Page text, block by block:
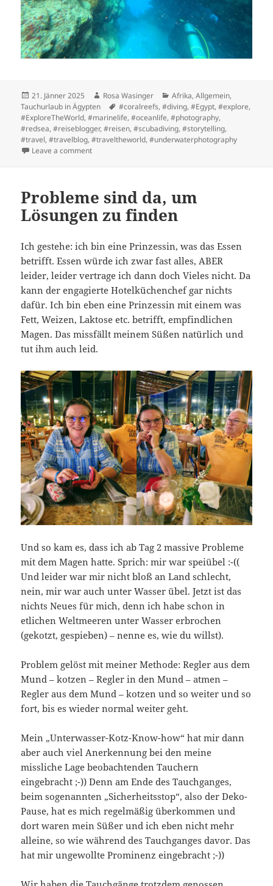
Posted
on
21. Jänner 2025 Author
Rosa Wasinger Categories
Afrika,Allgemein,
Tauchurlaub in Ägypten
Tags
#coralreefs,#diving,#Egypt,#explore,
#ExploreTheWorld,#marinelife,#oceanlife,#photography,
#redsea,#reiseblogger,#reisen,#scubadiving,#storytelling,
#travel,#travelblog,#traveltheworld,#underwaterphotography
Leave a commenton Immer wieder etwas Neues lernen !
Probleme sind da, um
Lösungen zu finden
Ich gestehe: ich bin eine Prinzessin, was das Essen
betrifft. Essen würde ich zwar fast alles, ABER
leider, leider vertrage ich dann doch Vieles nicht. Da
kann der engagierte Hotelküchenchef gar nichts
dafür. Ich bin eben eine Prinzessin mit einem was
Fett, Weizen, Laktose etc. betrifft, empfindlichen
Magen. Das missfällt meinem Süßen natürlich und
tut ihm auch leid.
Und so kam es, dass ich ab Tag 2 massive Probleme
mit dem Magen hatte. Sprich: mir war speiübel :-((
Und leider war mir nicht bloß an Land schlecht,
nein, mir war auch unter Wasser übel. Jetzt ist das
nichts Neues für mich, denn ich habe schon in
etlichen Weltmeeren unter Wasser erbrochen
(gekotzt, gespieben) – nenne es, wie du willst).
Problem gelöst mit meiner Methode: Regler aus dem
Mund – kotzen – Regler in den Mund – atmen –
Regler aus dem Mund – kotzen und so weiter und so
fort, bis es wieder normal weiter geht.
Mein „Unterwasser-Kotz-Know-how“ hat mir dann
aber auch viel Anerkennung bei den meine
missliche Lage beobachtenden Tauchern
eingebracht ;-)) Denn am Ende des Tauchganges,
beim sogenannten „Sicherheitsstop“, also der Deko-
Pause, hat es mich regelmäßig überkommen und
dort waren mein Süßer und ich eben nicht mehr
alleine, so wie während des Tauchganges davor. Das
hat mir ungewollte Prominenz eingebracht ;-))